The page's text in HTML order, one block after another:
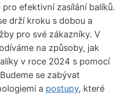
efektivní ‌zasílání balíků.
drží kroku s dobou a
pro své zákazníky. V
na způsoby, jak
v roce 2024 ‍s pomocí
se zabývat
a postupy, které